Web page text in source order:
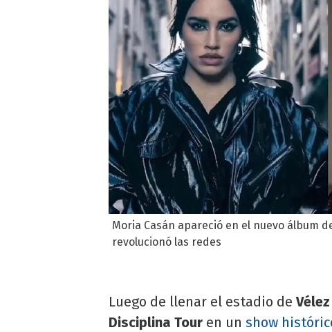
Moria Casán apareció en el nuevo álbum
revolucionó las redes
Luego de llenar el estadio de
Disciplina Tour en un show